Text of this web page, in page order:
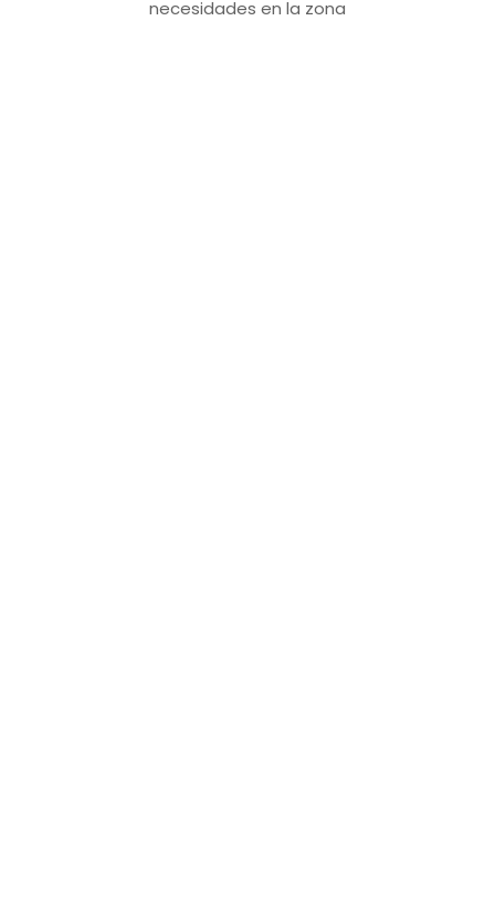
necesidades en la zona